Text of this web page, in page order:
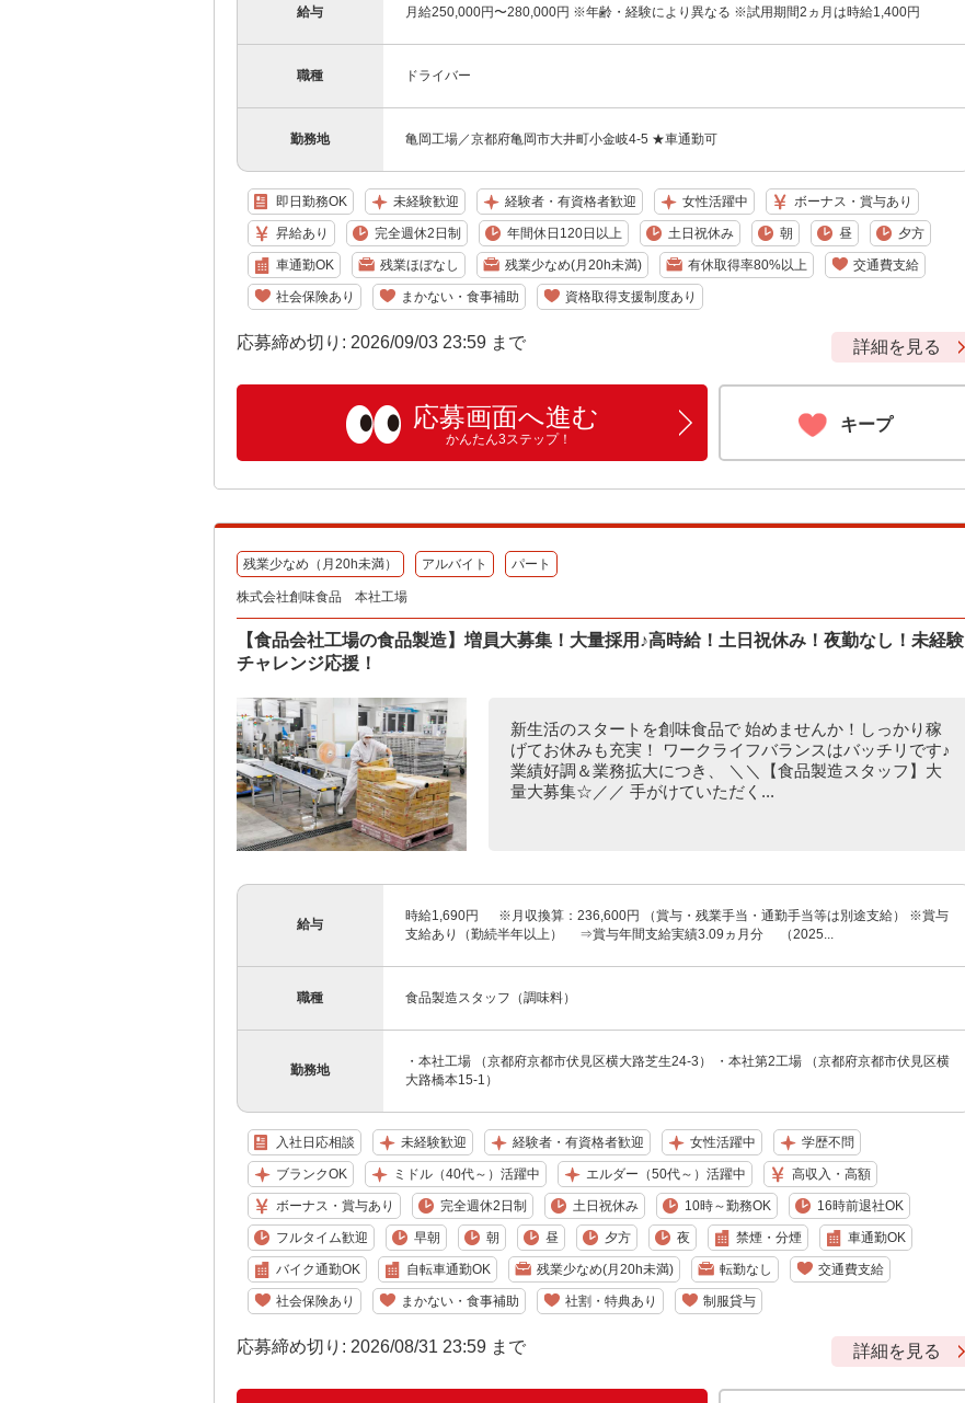
給与 月給250,000円〜280,000円 ※年齢・経験により異なる ※試用期間2ヵ月は時給1,400円
職種 ドライバー
勤務地 亀岡工場／京都府亀岡市大井町小金岐4-5 ★車通勤可
即日勤務OK 未経験歓迎 経験者・有資格者歓迎 女性活躍中 ボーナス・賞与あり
昇給あり 完全週休2日制 年間休日120日以上 土日祝休み 朝 昼 夕方
車通勤OK 残業ほぼなし 残業少なめ(月20h未満) 有休取得率80%以上 交通費支給
社会保険あり まかない・食事補助 資格取得支援制度あり
応募締め切り: 2026/09/03 23:59 まで 詳細を見る
応募画面へ進む
かんたん3ステップ！
キープ
残業少なめ（月20h未満） アルバイト パート
株式会社創味食品 本社工場
【食品会社工場の食品製造】増員大募集！大量採用♪高時給！土日祝休み！夜勤なし！未経験
チャレンジ応援！
新生活のスタートを創味食品で 始めませんか！しっかり稼
げてお休みも充実！ ワークライフバランスはバッチリです♪
業績好調＆業務拡大につき、 ＼＼【食品製造スタッフ】大
量大募集☆／／ 手がけていただく...
給与
時給1,690円 ※月収換算：236,600円 （賞与・残業手当・通勤手当等は別途支給） ※賞与
支給あり（勤続半年以上） ⇒賞与年間支給実績3.09ヵ月分 （2025...
職種 食品製造スタッフ（調味料）
勤務地
・本社工場 （京都府京都市伏見区横大路芝生24-3） ・本社第2工場 （京都府京都市伏見区横
大路橋本15-1）
入社日応相談 未経験歓迎 経験者・有資格者歓迎 女性活躍中 学歴不問
ブランクOK ミドル（40代～）活躍中 エルダー（50代～）活躍中 高収入・高額
ボーナス・賞与あり 完全週休2日制 土日祝休み 10時～勤務OK 16時前退社OK
フルタイム歓迎 早朝 朝 昼 夕方 夜 禁煙・分煙 車通勤OK
バイク通勤OK 自転車通勤OK 残業少なめ(月20h未満) 転勤なし 交通費支給
社会保険あり まかない・食事補助 社割・特典あり 制服貸与
応募締め切り: 2026/08/31 23:59 まで 詳細を見る